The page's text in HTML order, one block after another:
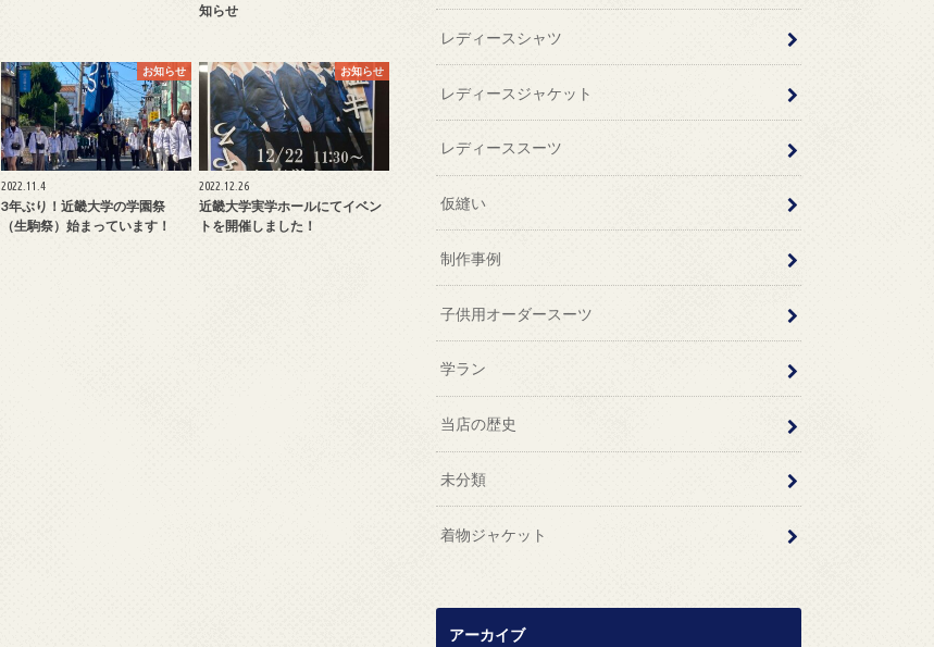
知らせ
お知らせ
2022.11.4
3年ぶり！近畿大学の学園祭
（生駒祭）始まっています！
お知らせ
2022.12.26
近畿大学実学ホールにてイベン
トを開催しました！
レディースシャツ
レディースジャケット
レディーススーツ
仮縫い
制作事例
子供用オーダースーツ
学ラン
当店の歴史
未分類
着物ジャケット
アーカイブ